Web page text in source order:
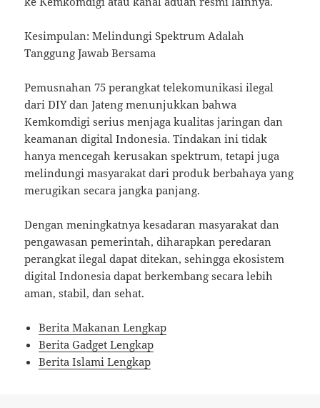
Kesimpulan: Melindungi Spektrum Adalah
Tanggung Jawab Bersama
Pemusnahan 75 perangkat telekomunikasi ilegal
dari DIY dan Jateng menunjukkan bahwa
Kemkomdigi serius menjaga kualitas jaringan dan
keamanan digital Indonesia. Tindakan ini tidak
hanya mencegah kerusakan spektrum, tetapi juga
melindungi masyarakat dari produk berbahaya yang
merugikan secara jangka panjang.
Dengan meningkatnya kesadaran masyarakat dan
pengawasan pemerintah, diharapkan peredaran
perangkat ilegal dapat ditekan, sehingga ekosistem
digital Indonesia dapat berkembang secara lebih
aman, stabil, dan sehat.
Berita Makanan Lengkap
Berita Gadget Lengkap
Berita Islami Lengkap